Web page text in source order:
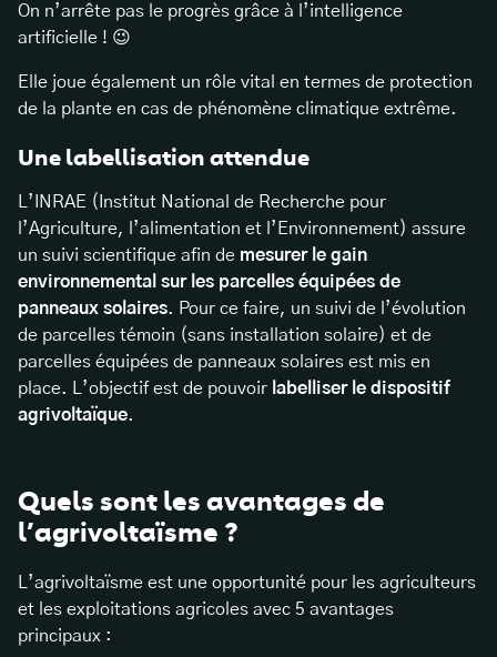
On n’arrête pas le progrès grâce à l’intelligence
artificielle ! 😉
Elle joue également un rôle vital en termes de protection
de la plante en cas de phénomène climatique extrême.
Une labellisation attendue
L’INRAE (Institut National de Recherche pour
l’Agriculture, l’alimentation et l’Environnement) assure
un suivi scientifique afin de mesurer le gain
environnemental sur les parcelles équipées de
panneaux solaires. Pour ce faire, un suivi de l’évolution
de parcelles témoin (sans installation solaire) et de
parcelles équipées de panneaux solaires est mis en
place. L’objectif est de pouvoir labelliser le dispositif
agrivoltaïque.
Quels sont les avantages de
l’agrivoltaïsme ?
L’agrivoltaïsme est une opportunité pour les agriculteurs
et les exploitations agricoles avec 5 avantages
principaux :